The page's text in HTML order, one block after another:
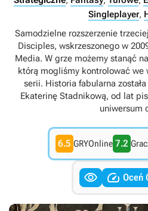
Singleplayer,
Samodzielne rozszerzenie
Disciples, wskrzeszonego w
Media. W grze możemy stanąć
którą mogliśmy kontrolować we
serii. Historia fabularna
Ekaterinę Stadnikową, od lat
uniwersum
6.5 GRYOnline 7.2
  Oceń